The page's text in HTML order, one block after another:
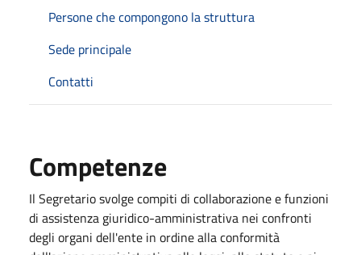
Persone che compongono la struttura
Sede principale
Contatti
Competenze
Il Segretario svolge compiti di collaborazione e funzioni
di assistenza giuridico-amministrativa nei confronti
degli organi dell'ente in ordine alla conformità